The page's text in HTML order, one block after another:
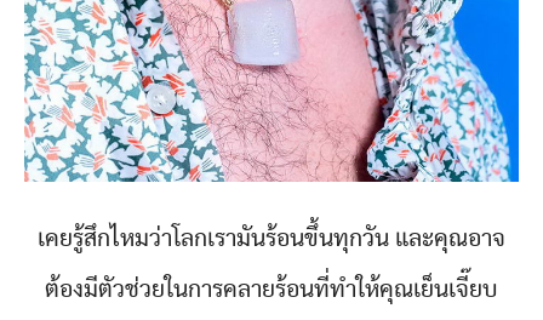
เคยรู้สึกไหมว่าโลกเรามันร้อนขึ้นทุกวัน และคุณอาจ
ต้องมีตัวช่วยในการคลายร้อนที่ทำให้คุณเย็นเจี๊ยบ